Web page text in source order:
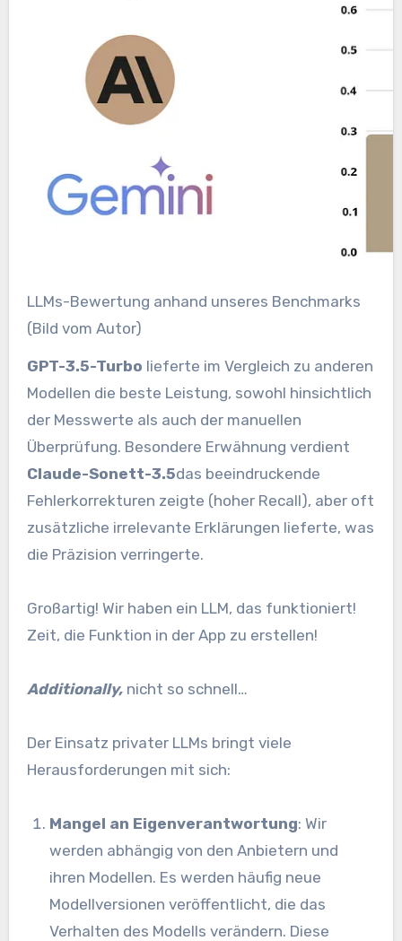
LLMs-Bewertung anhand unseres Benchmarks
(Bild vom Autor)
GPT-3.5-Turbo lieferte im Vergleich zu anderen
Modellen die beste Leistung, sowohl hinsichtlich
der Messwerte als auch der manuellen
Überprüfung. Besondere Erwähnung verdient
Claude-Sonett-3.5das beeindruckende
Fehlerkorrekturen zeigte (hoher Recall), aber oft
zusätzliche irrelevante Erklärungen lieferte, was
die Präzision verringerte.
Großartig! Wir haben ein LLM, das funktioniert!
Zeit, die Funktion in der App zu erstellen!
Additionally,nicht so schnell…
Der Einsatz privater LLMs bringt viele
Herausforderungen mit sich:
Mangel an Eigenverantwortung: Wir
werden abhängig von den Anbietern und
ihren Modellen. Es werden häufig neue
Modellversionen veröffentlicht, die das
Verhalten des Modells verändern. Diese